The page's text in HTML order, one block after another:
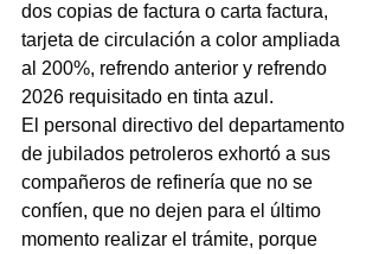
dos copias de factura o carta factura,
tarjeta de circulación a color ampliada
al 200%, refrendo anterior y refrendo
2026 requisitado en tinta azul.
El personal directivo del departamento
de jubilados petroleros exhortó a sus
compañeros de refinería que no se
confíen, que no dejen para el último
momento realizar el trámite, porque